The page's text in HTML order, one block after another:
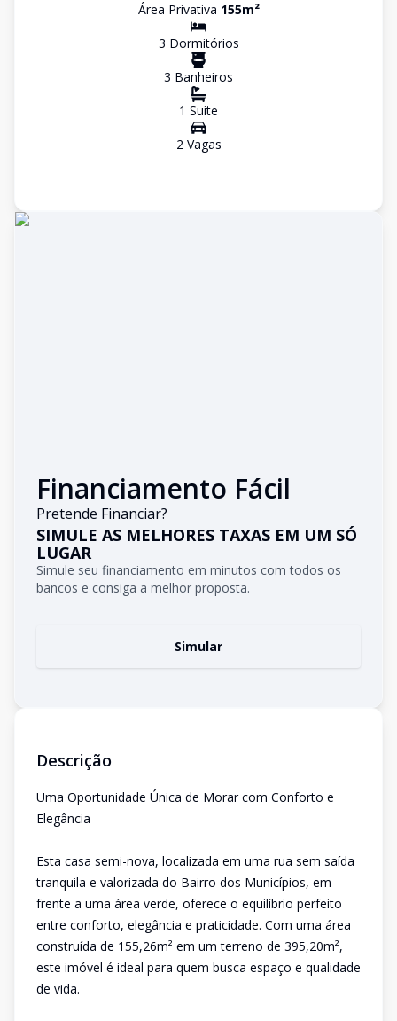
Área Privativa 155m²
3 Dormitórios
3 Banheiros
1 Suíte
2Vagas
Financiamento Fácil
Pretende Financiar?
SIMULE AS MELHORES TAXAS EM UM SÓ
LUGAR
Simule seu financiamento em minutos com todos os
bancos e consiga a melhor proposta.
Simular
Descrição
Uma Oportunidade Única de Morar com Conforto e
Elegância
Esta casa semi-nova, localizada em uma rua sem saída
tranquila e valorizada do Bairro dos Municípios, em
frente a uma área verde, oferece o equilíbrio perfeito
entre conforto, elegância e praticidade. Com uma área
construída de 155,26m² em um terreno de 395,20m²,
este imóvel é ideal para quem busca espaço e qualidade
de vida.